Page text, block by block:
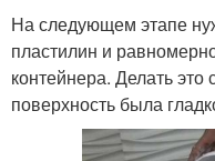
На следующем этапе
пластилин и
контейнера. Делать это
поверхность была